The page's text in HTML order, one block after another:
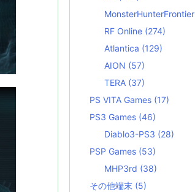
MonsterHunterFrontier
RF Online (274)
Atlantica (129)
AION (57)
TERA (37)
PS VITA Games (17)
PS3 Games (46)
Diablo3-PS3 (28)
PSP Games (53)
MHP3rd (38)
その他端末 (5)